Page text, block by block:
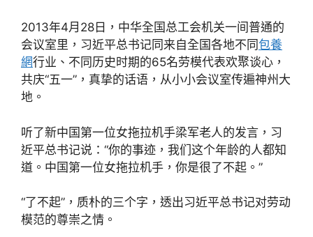
2013年4月28日，中华全国总工会机关一间普通的
会议室里，习近平总书记同来自全国各地不同包養
網行业、不同历史时期的65名劳模代表欢聚谈心，
共庆“五一”，真挚的话语，从小小会议室传遍神州大
地。
听了新中国第一位女拖拉机手梁军老人的发言，习
近平总书记说：“你的事迹，我们这个年龄的人都知
道。中国第一位女拖拉机手，你是很了不起。”
“了不起”，质朴的三个字，透出习近平总书记对劳动
模范的尊崇之情。